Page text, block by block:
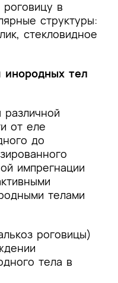
в
структуры:
стекловидное
инородных тел
от еле
до
импрегнации
телами
роговицы)
тела в